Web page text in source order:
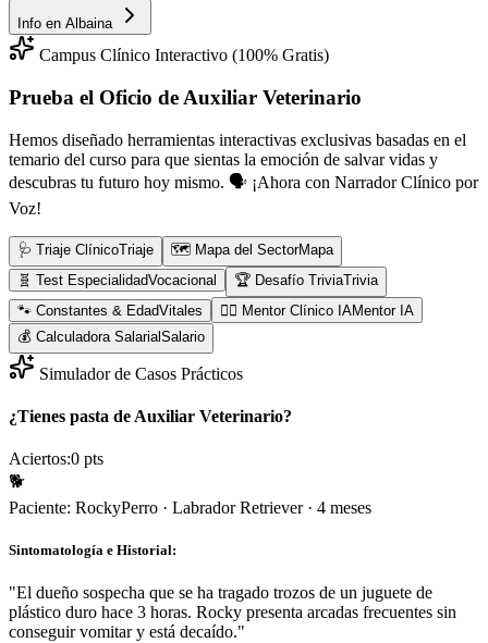
Info en Albaina
Campus Clínico Interactivo (100% Gratis)
Prueba el Oficio de Auxiliar Veterinario
Hemos diseñado herramientas interactivas exclusivas basadas en el
temario del curso para que sientas la emoción de salvar vidas y
descubras tu futuro hoy mismo. 🗣️ ¡Ahora con Narrador Clínico por
Voz!
🩺 Triaje ClínicoTriaje 🗺️ Mapa del SectorMapa
🧬 Test EspecialidadVocacional 🏆 Desafío TriviaTrivia
🐾 Constantes & EdadVitales 👨‍⚕️ Mentor Clínico IAMentor IA
💰 Calculadora SalarialSalario
Simulador de Casos Prácticos
¿Tienes pasta de Auxiliar Veterinario?
Aciertos:0 pts
🐕
Paciente: RockyPerro · Labrador Retriever· 4 meses
Sintomatología e Historial:
"El dueño sospecha que se ha tragado trozos de un juguete de
plástico duro hace 3 horas. Rocky presenta arcadas frecuentes sin
conseguir vomitar y está decaído."